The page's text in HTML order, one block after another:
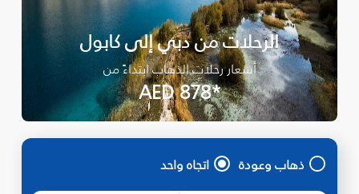
الرحلات من دبي إلى كابول
أسعار رحلات الذهاب ابتداءً من
*AED 878
ذهاب وعودة اتجاه واحد